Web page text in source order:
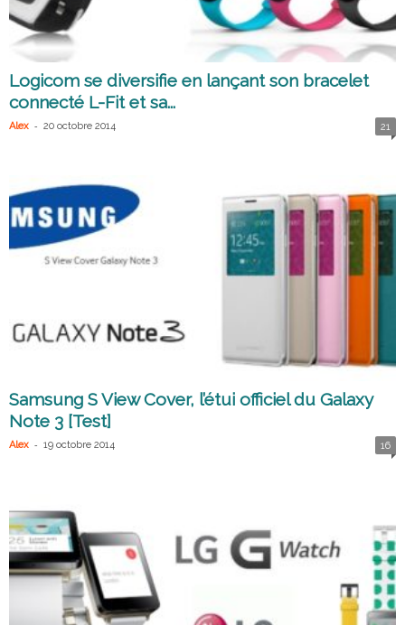
Logicom se diversifie en lançant son bracelet
connecté L-Fit et sa...
Alex - 20 octobre 2014 21
Samsung S View Cover, l’étui officiel du Galaxy
Note 3 [Test]
Alex - 19 octobre 2014 16